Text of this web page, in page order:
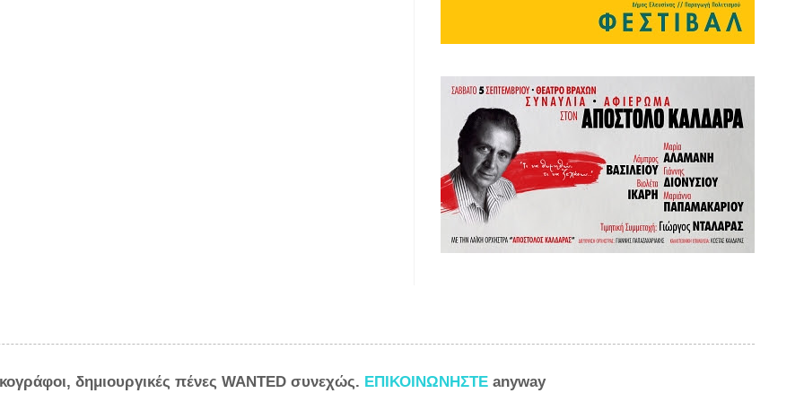
δημιουργικές πένες WANTED συνεχώς. ΕΠΙΚΟΙΝΩΝΗΣΤΕ anyway